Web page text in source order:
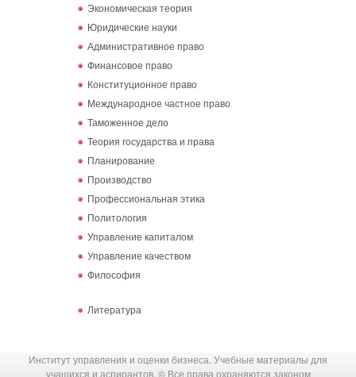
Экономическая теория
Юридические науки
Административное право
Финансовое право
Конституционное право
Международное частное право
Таможенное дело
Теория государства и права
Планирование
Производство
Профессиональная этика
Политология
Управление капиталом
Управление качеством
Философия
Литература
Институт управления и оценки бизнеса. Учебные материалы для
учащихся и аспирантов. © Все права охраняются законом